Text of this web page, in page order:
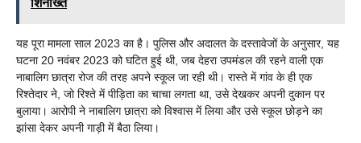
यह पूरा मामला साल 2023 का है। पुलिस और अदालत के दस्तावेजों के अनुसार, यह
घटना 20 नवंबर 2023 को घटित हुई थी, जब देहरा उपमंडल की रहने वाली एक
नाबालिग छात्रा रोज की तरह अपने स्कूल जा रही थी। रास्ते में गांव के ही एक
रिश्तेदार ने, जो रिश्ते में पीड़िता का चाचा लगता था, उसे देखकर अपनी दुकान पर
बुलाया। आरोपी ने नाबालिग छात्रा को विश्वास में लिया और उसे स्कूल छोड़ने का
झांसा देकर अपनी गाड़ी में बैठा लिया।